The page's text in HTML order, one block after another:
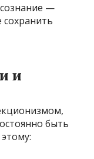
—
и
быть